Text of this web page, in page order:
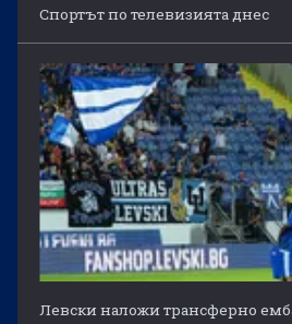
Спортът по телевизията днес
Левски наложи трансферно